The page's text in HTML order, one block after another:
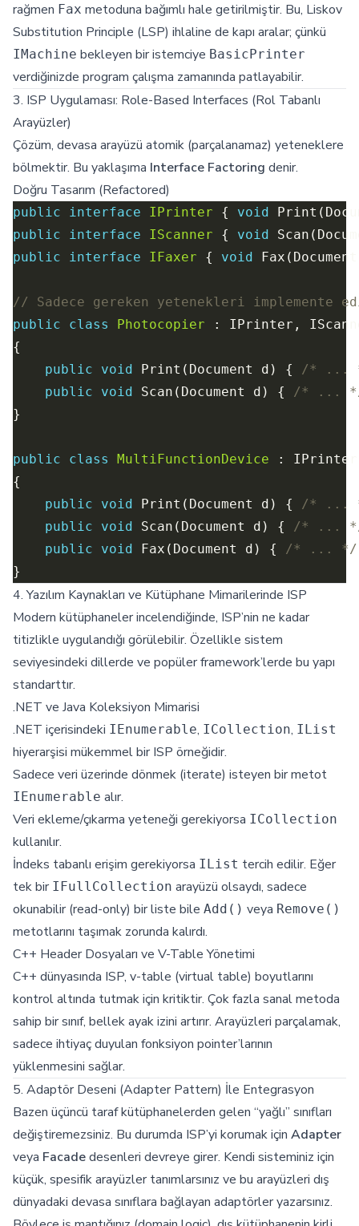
rağmen Fax metoduna bağımlı hale getirilmiştir. Bu, Liskov
Substitution Principle (LSP) ihlaline de kapı aralar; çünkü
IMachine bekleyen bir istemciye BasicPrinter
verdiğinizde program çalışma zamanında patlayabilir.
3. ISP Uygulaması: Role-Based Interfaces (Rol Tabanlı
Arayüzler)
Çözüm, devasa arayüzü atomik (parçalanamaz) yeteneklere
bölmektir. Bu yaklaşıma Interface Factoring denir.
Doğru Tasarım (Refactored)
public interface IPrinter { void
public
interface IScanner { void
public
interface IFaxer { void
// Sadece gereken yetenekleri implemente
public
class
Photocopier
public
void Print(Document d) { /* ...
public
void Scan(Document d) { /* ...
public class
MultiFunctionDevice
public
void Print(Document d) { /* ...
public
void Scan(Document d) { /* ...
public
void Fax(Document d) { /* ... */
4. Yazılım Kaynakları ve Kütüphane Mimarilerinde ISP
Modern kütüphaneler incelendiğinde, ISP’nin ne kadar
titizlikle uygulandığı görülebilir. Özellikle sistem
seviyesindeki dillerde ve popüler framework’lerde bu yapı
standarttır.
.NET ve Java Koleksiyon Mimarisi
.NET içerisindeki IEnumerable, ICollection, IList
hiyerarşisi mükemmel bir ISP örneğidir.
Sadece veri üzerinde dönmek (iterate) isteyen bir metot
IEnumerable alır.
Veri ekleme/çıkarma yeteneği gerekiyorsa ICollection
kullanılır.
İndeks tabanlı erişim gerekiyorsa IList tercih edilir. Eğer
tek bir IFullCollection arayüzü olsaydı, sadece
okunabilir (read-only) bir liste bile Add() veya Remove()
metotlarını taşımak zorunda kalırdı.
C++ Header Dosyaları ve V-Table Yönetimi
C++ dünyasında ISP, v-table (virtual table) boyutlarını
kontrol altında tutmak için kritiktir. Çok fazla sanal metoda
sahip bir sınıf, bellek ayak izini artırır. Arayüzleri parçalamak,
sadece ihtiyaç duyulan fonksiyon pointer’larının
yüklenmesini sağlar.
5. Adaptör Deseni (Adapter Pattern) İle Entegrasyon
Bazen üçüncü taraf kütüphanelerden gelen “yağlı” sınıfları
değiştiremezsiniz. Bu durumda ISP’yi korumak için Adapter
veya Facadedesenleri devreye girer. Kendi sisteminiz için
küçük, spesifik arayüzler tanımlarsınız ve bu arayüzleri dış
dünyadaki devasa sınıflara bağlayan adaptörler yazarsınız.